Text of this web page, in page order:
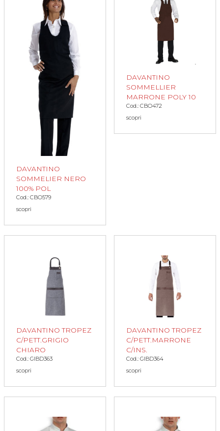
DAVANTINO
SOMMELIER NERO
100% POL
Cod.: CBO579
scopri
DAVANTINO
SOMMELLIER
MARRONE POLY 10
Cod.: CBO472
scopri
DAVANTINO TROPEZ
C/PETT.GRIGIO
CHIARO
Cod.: GIBD363
scopri
DAVANTINO TROPEZ
C/PETT.MARRONE
C/INS.
Cod.: GIBD364
scopri